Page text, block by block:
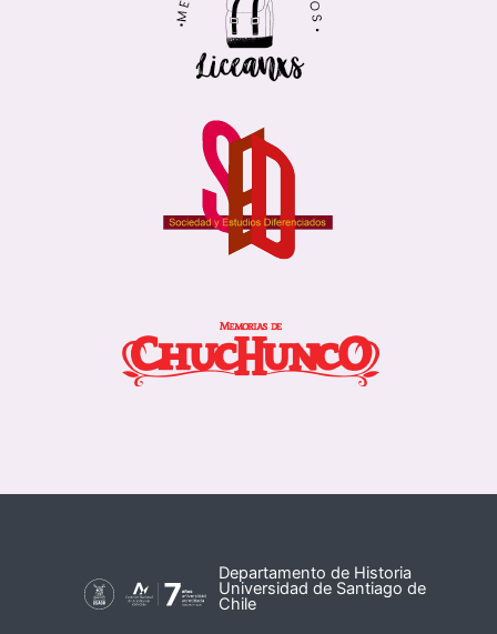
Departamento de Historia
Universidad de Santiago de
Chile